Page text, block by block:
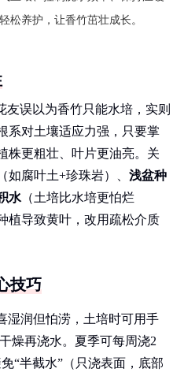
松养护，让香竹茁壮成长。
友误以为香竹只能水培，实则
系对土壤适应力强，只要掌
株更粗壮、叶片更油亮。关
（如腐叶土+珍珠岩）、 浅盆种
水 （土培比水培更怕烂
植导致黄叶，改用疏松介质
技巧
湿润但怕涝，土培时可用手
燥再浇水。夏季可每周浇2
“半截水”（只浇表面，底部